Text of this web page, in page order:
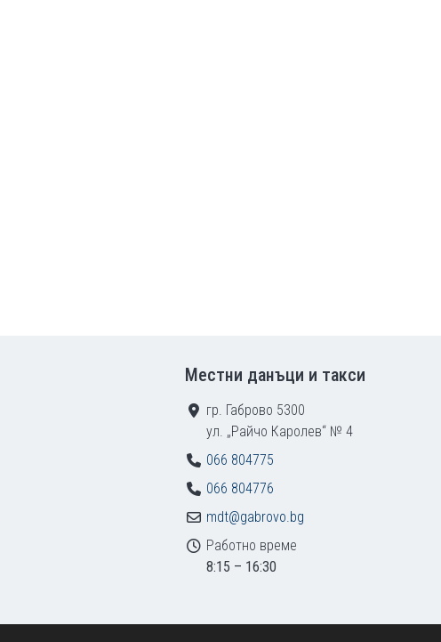
Местни данъци и такси
гр. Габрово 5300
ул. „Райчо Каролев“ № 4
066 804775
066 804776
mdt@gabrovo.bg
Работно време
8:15 – 16:30